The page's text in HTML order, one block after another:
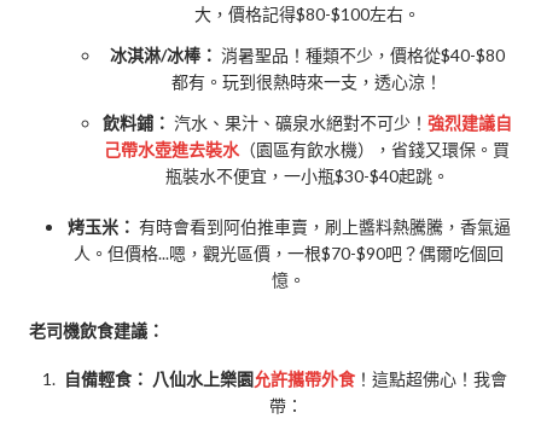
大，價格記得$80-$100左右。
冰淇淋/冰棒： 消暑聖品！種類不少，價格從$40-$80
都有。玩到很熱時來一支，透心涼！
飲料鋪： 汽水、果汁、礦泉水絕對不可少！ 強烈建議自
己帶水壺進去裝水（園區有飲水機），省錢又環保。買
瓶裝水不便宜，一小瓶$30-$40起跳。
烤玉米： 有時會看到阿伯推車賣，刷上醬料熱騰騰，香氣逼
人。但價格...嗯，觀光區價，一根$70-$90吧？偶爾吃個回
憶。
老司機飲食建議：
自備輕食： 八仙水上樂園允許攜帶外食 ！這點超佛心！我會
帶：